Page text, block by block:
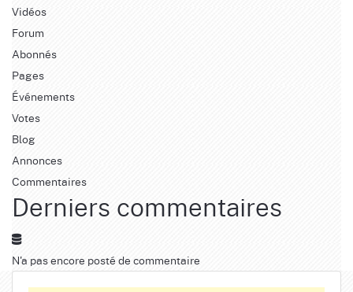
Vidéos
Forum
Abonnés
Pages
Événements
Votes
Blog
Annonces
Commentaires
Derniers commentaires
N'a pas encore posté de commentaire